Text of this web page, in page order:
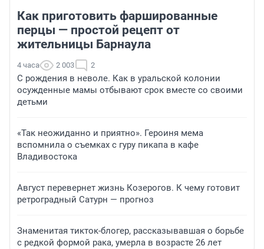
Как приготовить фаршированные
перцы — простой рецепт от
жительницы Барнаула
4 часа 2 003 2
С рождения в неволе. Как в уральской колонии
осужденные мамы отбывают срок вместе со своими
детьми
«Так неожиданно и приятно». Героиня мема
вспомнила о съемках с гуру пикапа в кафе
Владивостока
Август перевернет жизнь Козерогов. К чему готовит
ретроградный Сатурн — прогноз
Знаменитая тикток-блогер, рассказывавшая о борьбе
с редкой формой рака, умерла в возрасте 26 лет